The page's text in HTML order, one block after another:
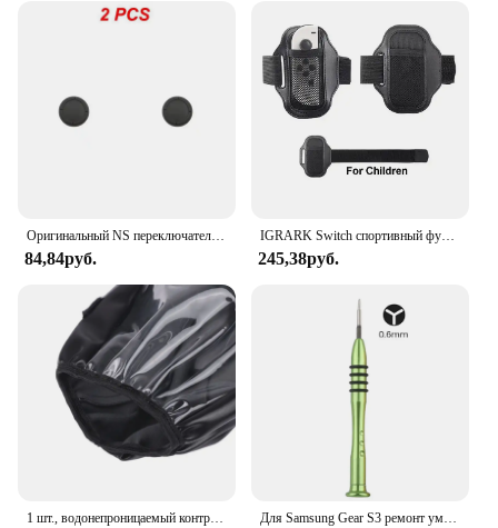
84,84руб.
IGRARK Switch спортивный футбольный/NS Ring Fit Adventure эластичный ремешок для ног для Nintendo Switch Oled контроллер Joycon игровые аксессуары
245,38руб.
1 шт., водонепроницаемый контроллер для инвалидной коляски Для Samsung Gear S3 ремонт умных часов Y-Tip 0,6 мм 1,5 мм 2,0 мм трехлопастная отвертка для Nintendo Switch JoyCon для iPhone